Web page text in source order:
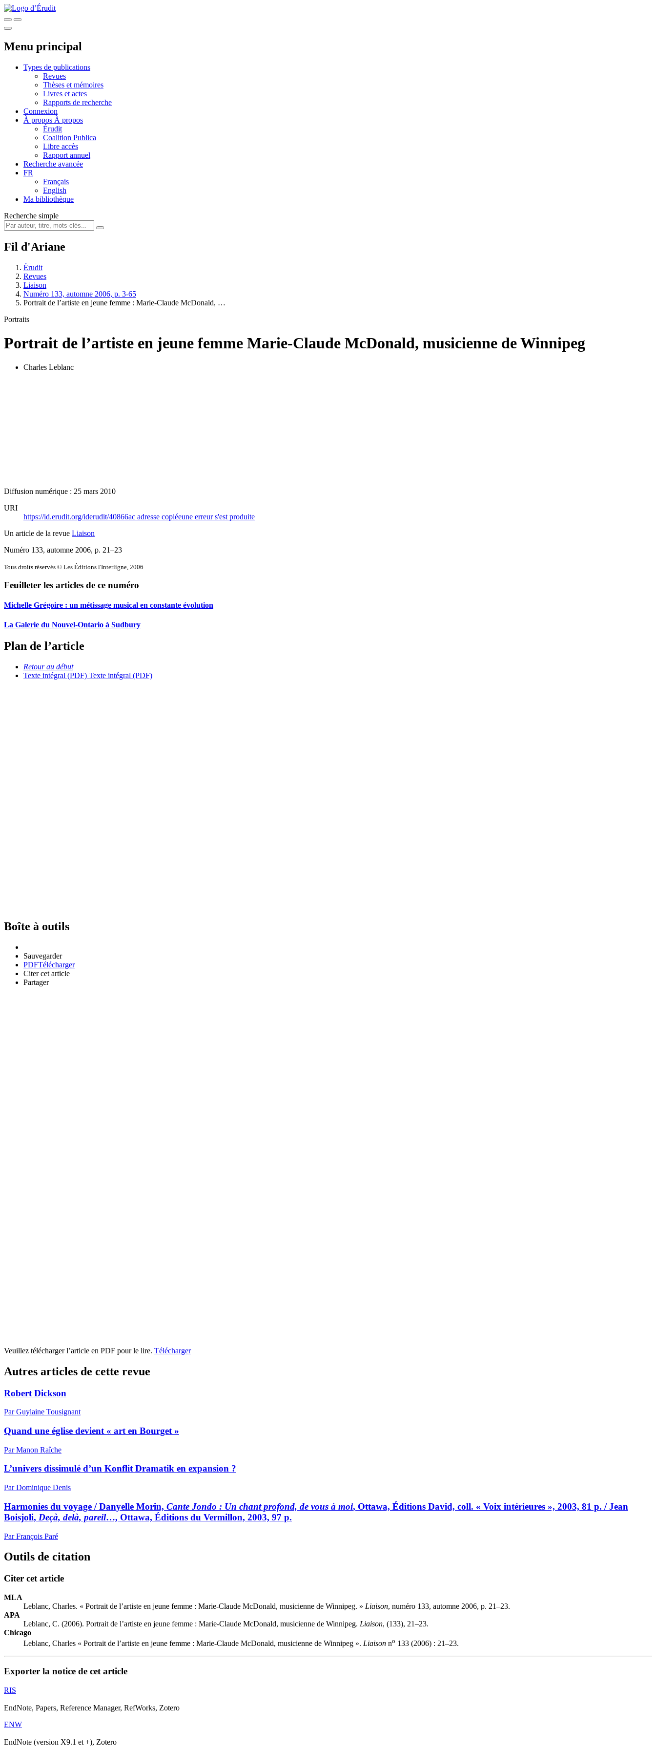
Menu principal
Types de publications
Revues
Thèses et mémoires
Livres et actes
Rapports de recherche
Connexion
À propos À propos
Érudit
Coalition Publica
Libre accès
Rapport annuel
Recherche avancée
FR
Français
English
Ma bibliothèque
Recherche simple
Fil d'Ariane
Érudit
Revues
Liaison
Numéro 133, automne 2006, p. 3-65
Portrait de l’artiste en jeune femme : Marie-Claude McDonald, …
Portraits
Portrait de l’artiste en jeune femme Marie-Claude McDonald, musicienne de Winnipeg
Charles Leblanc
Diffusion numérique : 25 mars 2010
URI
https://id.erudit.org/iderudit/40866ac adresse copiéeune erreur s'est produite
Un article de la revue Liaison
Numéro 133, automne 2006, p. 21–23
Tous droits réservés © Les Éditions l'Interligne, 2006
Feuilleter les articles de ce numéro
Michelle Grégoire : un métissage musical en constante évolution
La Galerie du Nouvel-Ontario à Sudbury
Plan de l’article
Retour au début
Texte intégral (PDF) Texte intégral (PDF)
Boîte à outils
Sauvegarder
PDFTélécharger
Citer cet article
Partager
Veuillez télécharger l’article en PDF pour le lire. Télécharger
Autres articles de cette revue
Robert Dickson
Par Guylaine Tousignant
Quand une église devient « art en Bourget »
Par Manon Raîche
L’univers dissimulé d’un Konflit Dramatik en expansion ?
Par Dominique Denis
Harmonies du voyage / Danyelle Morin, Cante Jondo : Un chant profond, de vous à moi, Ottawa, Éditions David, coll. « Voix intérieures », 2003, 81 p. / Jean
Boisjoli, Deçà, delà, pareil…, Ottawa, Éditions du Vermillon, 2003, 97 p.
Par François Paré
Outils de citation
Citer cet article
MLA
Leblanc, Charles. « Portrait de l’artiste en jeune femme : Marie-Claude McDonald, musicienne de Winnipeg. » Liaison, numéro 133, automne 2006, p. 21–23.
APA
Leblanc, C. (2006). Portrait de l’artiste en jeune femme : Marie-Claude McDonald, musicienne de Winnipeg. Liaison, (133), 21–23.
Chicago
Leblanc, Charles « Portrait de l’artiste en jeune femme : Marie-Claude McDonald, musicienne de Winnipeg ». Liaison no 133 (2006) : 21–23.
Exporter la notice de cet article
RIS
EndNote, Papers, Reference Manager, RefWorks, Zotero
ENW
EndNote (version X9.1 et +), Zotero